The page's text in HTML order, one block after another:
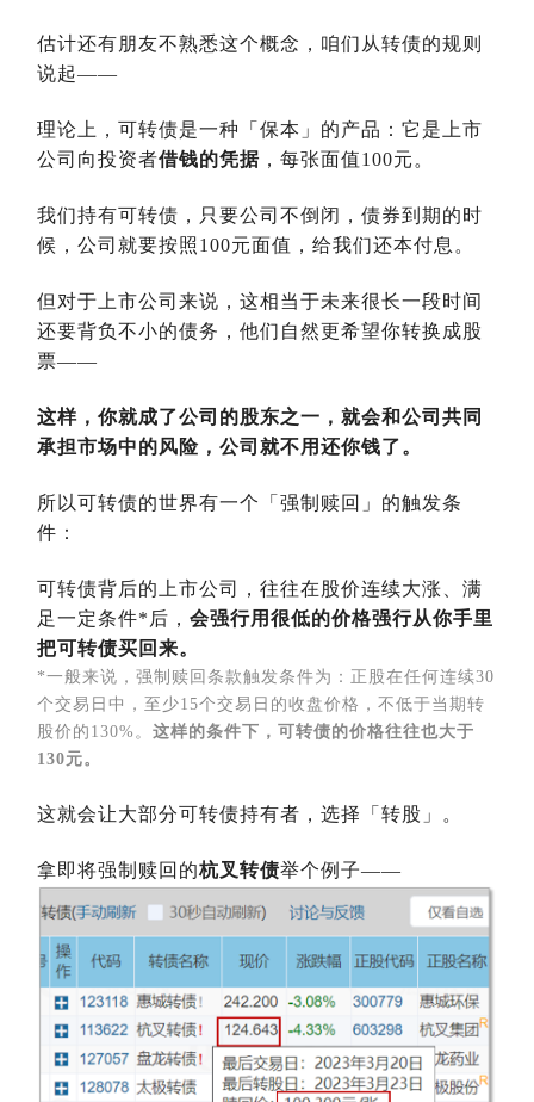
估计还有朋友不熟悉这个概念，咱们从转债的规则
说起——
理论上，可转债是一种「保本」的产品：它是上市
公司向投资者借钱的凭据 ，每张面值100元。
我们持有可转债，只要公司不倒闭，债券到期的时
候，公司就要按照100元面值，给我们还本付息。
但对于上市公司来说，这相当于未来很长一段时间
还要背负不小的债务，他们自然更希望你转换成股
票——
这样，你就成了公司的股东之一，就会和公司共同
承担市场中的风险，公司就不用还你钱了。
所以可转债的世界有一个「强制赎回」的触发条
件：
可转债背后的上市公司，往往在股价连续大涨、满
足一定条件*后， 会强行用很低的价格强行从你手里
把可转债买回来。
*一般来说，强制赎回条款触发条件为：正股在任何连续30
个交易日中，至少15个交易日的收盘价格，不低于当期转
股价的130%。 这样的条件下，可转债的价格往往也大于
130元。
这就会让大部分可转债持有者，选择「转股」。
拿即将强制赎回的杭叉转债举个例子——